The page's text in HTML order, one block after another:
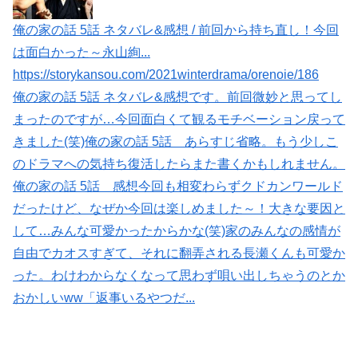
俺の家の話 5話 ネタバレ&感想 / 前回から持ち直し！今回
は面白かった～永山絢...
https://storykansou.com/2021winterdrama/orenoie/186
俺の家の話 5話 ネタバレ&感想です。前回微妙と思ってし
まったのですが…今回面白くて観るモチベーション戻って
きました(笑)俺の家の話 5話 あらすじ省略。もう少しこ
のドラマへの気持ち復活したらまた書くかもしれません。
俺の家の話 5話 感想今回も相変わらずクドカンワールド
だったけど、なぜか今回は楽しめました～！大きな要因と
して…みんな可愛かったからかな(笑)家のみんなの感情が
自由でカオスすぎて、それに翻弄される長瀬くんも可愛か
った。わけわからなくなって思わず唄い出しちゃうのとか
おかしいww「返事いるやつだ...